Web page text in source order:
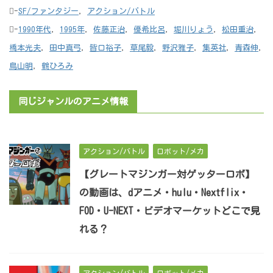
-SF/ファンタジー, アクション/バトル
-1990年代, 1995年, 佐藤正治, 優希比呂, 堀川りょう , 松田重治,
橋本光夫, 田中真弓, 皆口裕子, 草尾毅, 野沢雅子, 集英社, 青森伸,
鳥山明 , 鶴ひろみ
同じジャンルのアニメ情報
アクション/バトル ロボット/メカ
【グレートマジンガー対ゲッターロボ】
の動画は、dアニメ・hulu・Nextflix・
FOD・U-NEXT・ビデオマーケットどこで見
れる？